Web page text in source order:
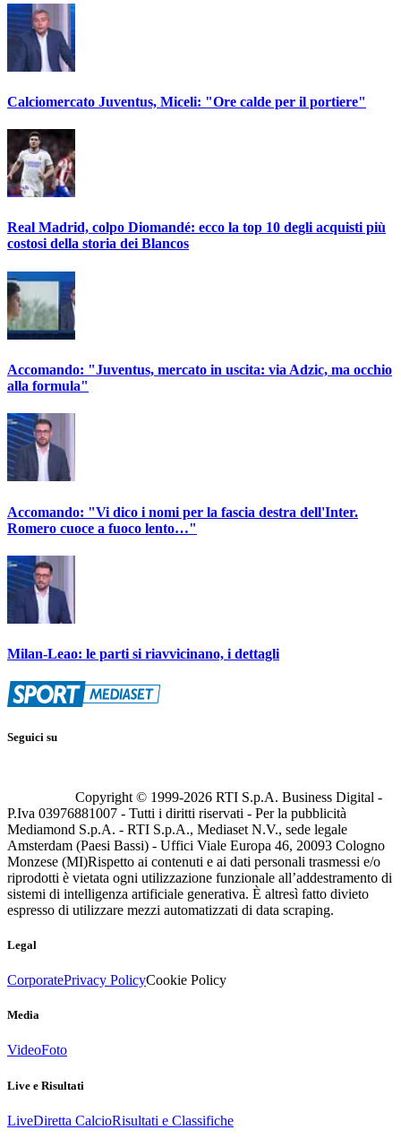
Calciomercato Juventus, Miceli: "Ore calde per il portiere"
Real Madrid, colpo Diomandé: ecco la top 10 degli acquisti più
costosi della storia dei Blancos
Accomando: "Juventus, mercato in uscita: via Adzic, ma occhio
alla formula"
Accomando: "Vi dico i nomi per la fascia destra dell'Inter.
Romero cuoce a fuoco lento…"
Milan-Leao: le parti si riavvicinano, i dettagli
Seguici su
Copyright © 1999-2026 RTI S.p.A. Business Digital -
P.Iva 03976881007 - Tutti i diritti riservati - Per la pubblicità
Mediamond S.p.A. - RTI S.p.A., Mediaset N.V., sede legale
Amsterdam (Paesi Bassi) - Uffici Viale Europa 46, 20093 Cologno
Monzese (MI)Rispetto ai contenuti e ai dati personali trasmessi e/o
riprodotti è vietata ogni utilizzazione funzionale all’addestramento di
sistemi di intelligenza artificiale generativa. È altresì fatto divieto
espresso di utilizzare mezzi automatizzati di data scraping.
Legal
CorporatePrivacy PolicyCookie Policy
Media
VideoFoto
Live e Risultati
LiveDiretta CalcioRisultati e Classifiche